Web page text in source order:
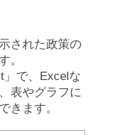
された政策の
。
で、Excelな
表やグラフに
きます。